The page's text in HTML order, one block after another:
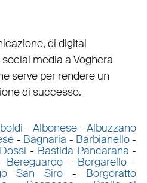
, di digital
media a Voghera
serve per rendere un
di successo.
- Albonese-Albuzzano
- Bagnaria - Barbianello-
- Bastida Pancarana -
Bereguardo - Borgarello -
San Siro - Borgoratto